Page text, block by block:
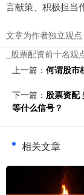
言献策、积极担当
文章为作者独立观
_股票配资前十名观
上一篇： 何谓股市
下一篇： 股票资配
等什么信号？
相关文章